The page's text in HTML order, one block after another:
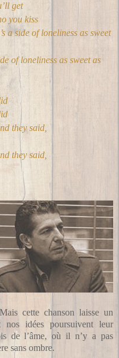
get
you kiss
a side of loneliness as sweet
of loneliness as sweet as
they said,
they said,
cette chanson laisse un
nos idées poursuivent leur
de l’âme, où il n’y a pas
sans ombre.